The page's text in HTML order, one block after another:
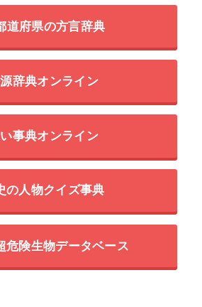
道府県の方言辞典
辞典オンライン
事典オンライン
の人物クイズ事典
危険生物データベース